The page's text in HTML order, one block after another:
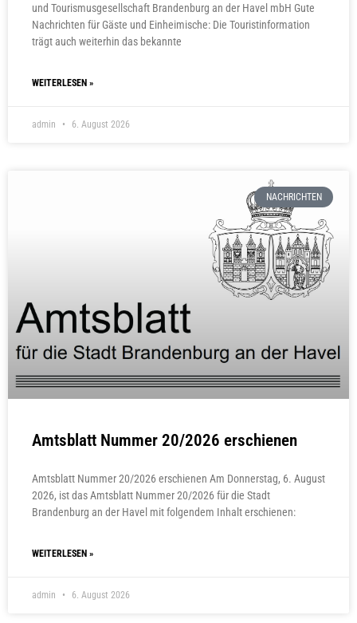
und Tourismusgesellschaft Brandenburg an der Havel mbH Gute
Nachrichten für Gäste und Einheimische: Die Touristinformation
trägt auch weiterhin das bekannte
WEITERLESEN »
admin 6. August 2026
NACHRICHTEN
Amtsblatt Nummer 20/2026 erschienen
Amtsblatt Nummer 20/2026 erschienen Am Donnerstag, 6. August
2026, ist das Amtsblatt Nummer 20/2026 für die Stadt
Brandenburg an der Havel mit folgendem Inhalt erschienen:
WEITERLESEN »
admin 6. August 2026